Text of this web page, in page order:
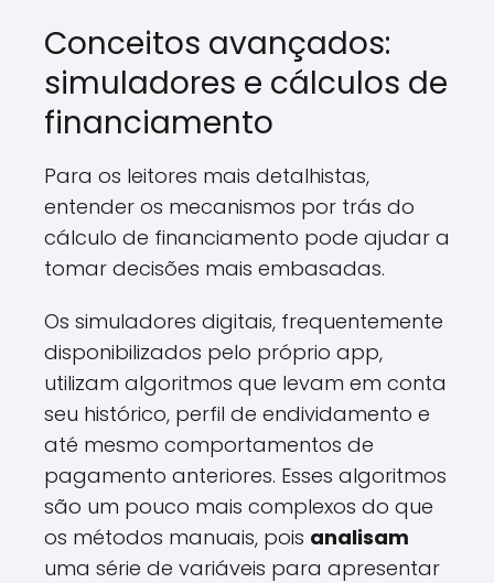
Conceitos avançados:
simuladores e cálculos de
financiamento
Para os leitores mais detalhistas,
entender os mecanismos por trás do
cálculo de financiamento pode ajudar a
tomar decisões mais embasadas.
Os simuladores digitais, frequentemente
disponibilizados pelo próprio app,
utilizam algoritmos que levam em conta
seu histórico, perfil de endividamento e
até mesmo comportamentos de
pagamento anteriores. Esses algoritmos
são um pouco mais complexos do que
os métodos manuais, pois analisam
uma série de variáveis para apresentar